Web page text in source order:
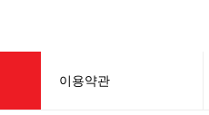
이용약관